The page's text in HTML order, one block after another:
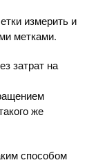
измерить и
метками.
же
способом